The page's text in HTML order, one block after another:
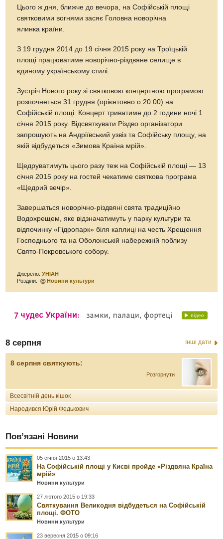
Цього ж дня, ближче до вечора, на Софійській площі
святковими вогнями засяє Головна новорічна
ялинка країни.
З 19 грудня 2014 до 19 січня 2015 року на Троїцькій
площі працюватиме новорічно-різдвяне селище в
єдиному українському стилі.
Зустріч Нового року зі святковою концертною програмою
розпочнеться 31 грудня (орієнтовно о 20:00) на
Софійській площі. Концерт триватиме до 2 години ночі 1
січня 2015 року. Відсвяткувати Різдво організатори
запрошують на Андріївський узвіз та Софійську площу, на
якій відбудеться «Зимова Країна мрій».
Щедруватимуть цього разу теж на Софійській площі — 13
січня 2015 року на гостей чекатиме святкова програма
«Щедрий вечір».
Завершаться новорічно-різдвяні свята традиційно
Водохрещем, яке відзначатимуть у парку культури та
відпочинку «Гідропарк» біля каплиці на честь Хрещення
Господнього та на Оболонській набережній поблизу
Свято-Покровського собору.
Джерело:УНІАН
Розділи:
Новини культури
8 серпня Інші дати
8 серпня святкують:
Розгорнути
Всесвітній день кішок
Народився Юрій Федькович
Пов’язані Новини
05 січня 2015 о 13:43
На Софійській площі у Києві пройде «Різдвяна Країна
мрій»
Новини культури
27 лютого 2015 о 19:33
Святкування Великодня відбудеться на Софійській
площі. ФОТО
Новини культури
23 вересня 2015 о 09:16